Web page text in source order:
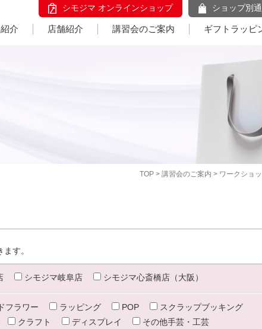
シモジマ オンラインショップ ショップ別
介 店舗紹介 講習会のご案内 ギフトラッピ
TOP > 講習会のご案内 > ワークショ
す。
シモジマ岐阜店 シモジマ心斎橋店（大阪）
フラワー ラッピング POP
スクラップブッキング
クラフト ディスプレイ その他手芸・工芸